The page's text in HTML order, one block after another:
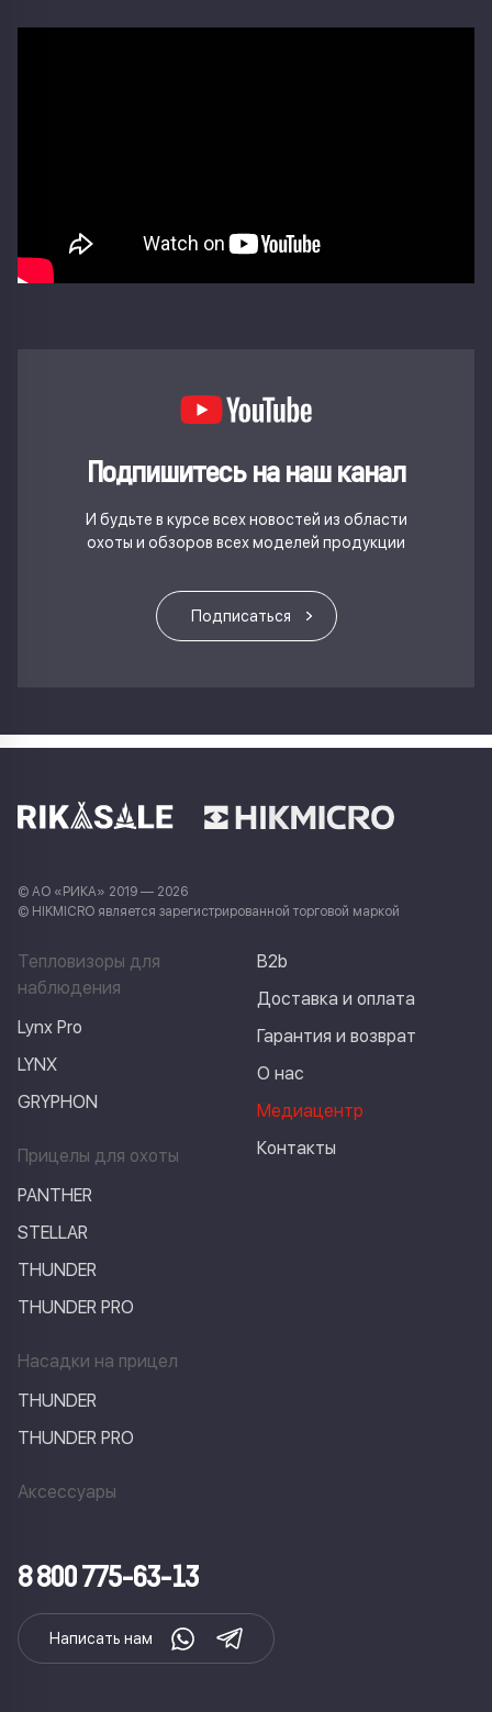
Подпишитесь на наш канал
И будьте в курсе всех новостей из области
охоты и обзоров всех моделей продукции
Подписаться
© АО «РИКА» 2019 — 2026
© HIKMICRO является зарегистрированной торговой маркой
Тепловизоры для
наблюдения
Lynx Pro
LYNX
GRYPHON
Прицелы для охоты
PANTHER
STELLAR
THUNDER
THUNDER PRO
Насадки на прицел
THUNDER
THUNDER PRO
Аксессуары
B2b
Доставка и оплата
Гарантия и возврат
О нас
Медиацентр
Контакты
8 800 775-63-13
Написать нам